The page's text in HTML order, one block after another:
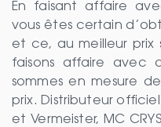
En faisant affaire
vous êtes certain
et ce, au meilleur prix
faisons affaire avec
sommes en mesure
prix. Distributeur
et Vermeister, MC